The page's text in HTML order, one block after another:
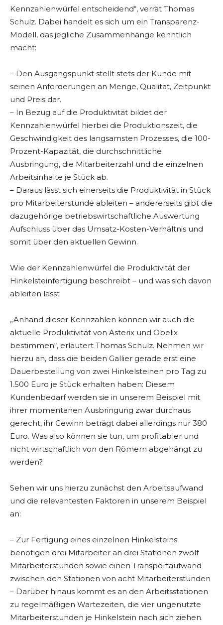
Kennzahlenwürfel entscheidend“, verrät Thomas
Schulz. Dabei handelt es sich um ein Transparenz-
Modell, das jegliche Zusammenhänge kenntlich
macht:
– Den Ausgangspunkt stellt stets der Kunde mit
seinen Anforderungen an Menge, Qualität, Zeitpunkt
und Preis dar.
– In Bezug auf die Produktivität bildet der
Kennzahlenwürfel hierbei die Produktionszeit, die
Geschwindigkeit des langsamsten Prozesses, die 100-
Prozent-Kapazität, die durchschnittliche
Ausbringung, die Mitarbeiterzahl und die einzelnen
Arbeitsinhalte je Stück ab.
– Daraus lässt sich einerseits die Produktivität in Stück
pro Mitarbeiterstunde ableiten – andererseits gibt die
dazugehörige betriebswirtschaftliche Auswertung
Aufschluss über das Umsatz-Kosten-Verhältnis und
somit über den aktuellen Gewinn.
Wie der Kennzahlenwürfel die Produktivität der
Hinkelsteinfertigung beschreibt – und was sich davon
ableiten lässt
„Anhand dieser Kennzahlen können wir auch die
aktuelle Produktivität von Asterix und Obelix
bestimmen“, erläutert Thomas Schulz. Nehmen wir
hierzu an, dass die beiden Gallier gerade erst eine
Dauerbestellung von zwei Hinkelsteinen pro Tag zu
1.500 Euro je Stück erhalten haben: Diesem
Kundenbedarf werden sie in unserem Beispiel mit
ihrer momentanen Ausbringung zwar durchaus
gerecht, ihr Gewinn beträgt dabei allerdings nur 380
Euro. Was also können sie tun, um profitabler und
nicht wirtschaftlich von den Römern abgehängt zu
werden?
Sehen wir uns hierzu zunächst den Arbeitsaufwand
und die relevantesten Faktoren in unserem Beispiel
an:
– Zur Fertigung eines einzelnen Hinkelsteins
benötigen drei Mitarbeiter an drei Stationen zwölf
Mitarbeiterstunden sowie einen Transportaufwand
zwischen den Stationen von acht Mitarbeiterstunden
– Darüber hinaus kommt es an den Arbeitsstationen
zu regelmäßigen Wartezeiten, die vier ungenutzte
Mitarbeiterstunden je Hinkelstein nach sich ziehen.